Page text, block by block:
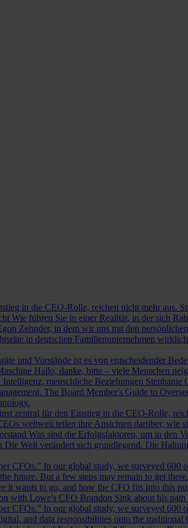
in die CEO-Rolle, reichen nicht mehr aus.
Wie führen Sie in einer Realität, in der sich
Zehnder, in dem wir uns mit den
in deutschen Familienunternehmen
und Vorstände ist es von entscheidender
Hallo, danke, bitte – viele Menschen
menschliche Beziehungen Stephanie
The Board Member's Guide to
zentral für den Einstieg in die CEO-Rolle,
weltweit teilen ihre Ansichten darüber, wie
Was sind die Erfolgsfaktoren, um in den
Die Welt verändert sich grundlegend. Die
CFOs.” In our global study, we surveyed
future. But a few steps may remain to get there.
it wants to go, and how the CFO fits into this
with Lowe's CFO Brandon Sink about his path
CFOs.” In our global study, we surveyed
and data responsibilities onto the